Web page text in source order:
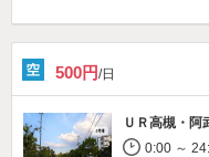
500円/日
ＵＲ高槻・阿
0:00 ～